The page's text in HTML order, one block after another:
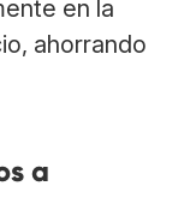
en la
ahorrando
a